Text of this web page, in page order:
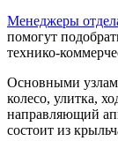
Менеджеры
помогут
технико-
Основными
колесо, улитка,
направляющий
состоит из